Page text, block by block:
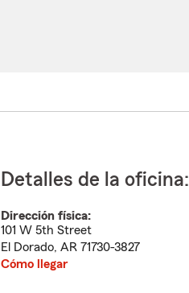
Detalles de la oficina:
Dirección física:
101 W 5th Street
El Dorado, AR 71730-3827
Cómo llegar